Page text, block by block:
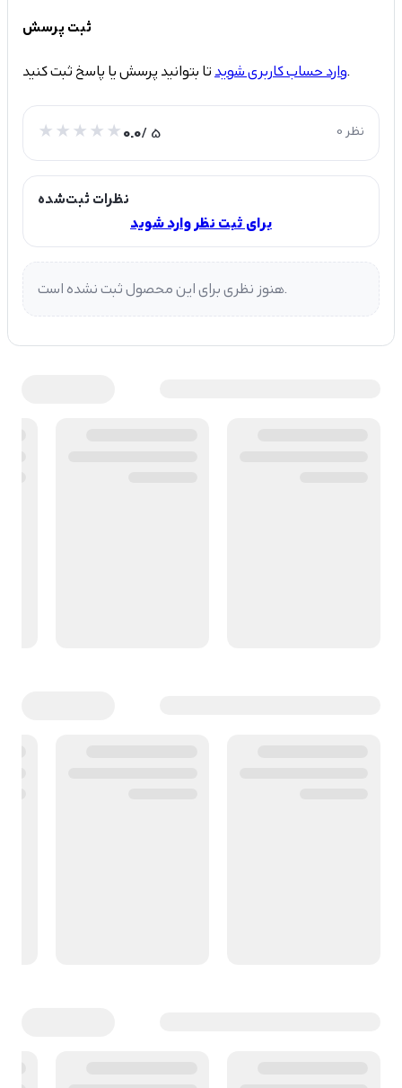
ثبت پرسش
وارد حساب کاربری شویدتا بتوانید پرسش یا پاسخ ثبت کنید.
0.0/ 5 0 نظر
نظرات ثبت‌شده
برای ثبت نظر وارد شوید
هنوز نظری برای این محصول ثبت نشده است.